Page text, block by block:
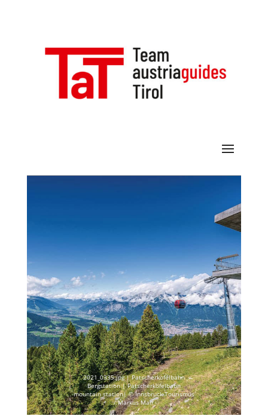
2021_0335.jpg | Patscherkofelbahn
Bergstation | Patscherkofelbahn
mountain station| © Innsbruck Tourismus
/ Markus Mair